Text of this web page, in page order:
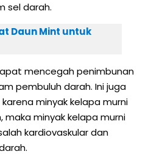
sel darah.
Daun Mint untuk
mencegah penimbunan
pembuluh darah. Ini juga
minyak kelapa murni
maka minyak kelapa murni
kardiovaskular dan